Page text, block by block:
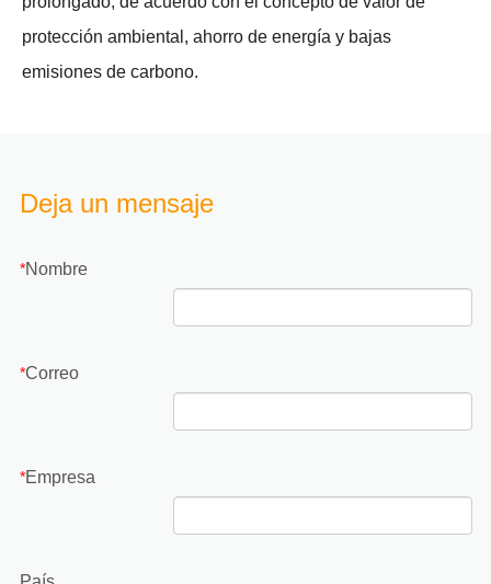
protección ambiental, ahorro de energía y bajas
emisiones de carbono.
Deja un mensaje
*Nombre
*Correo
*Empresa